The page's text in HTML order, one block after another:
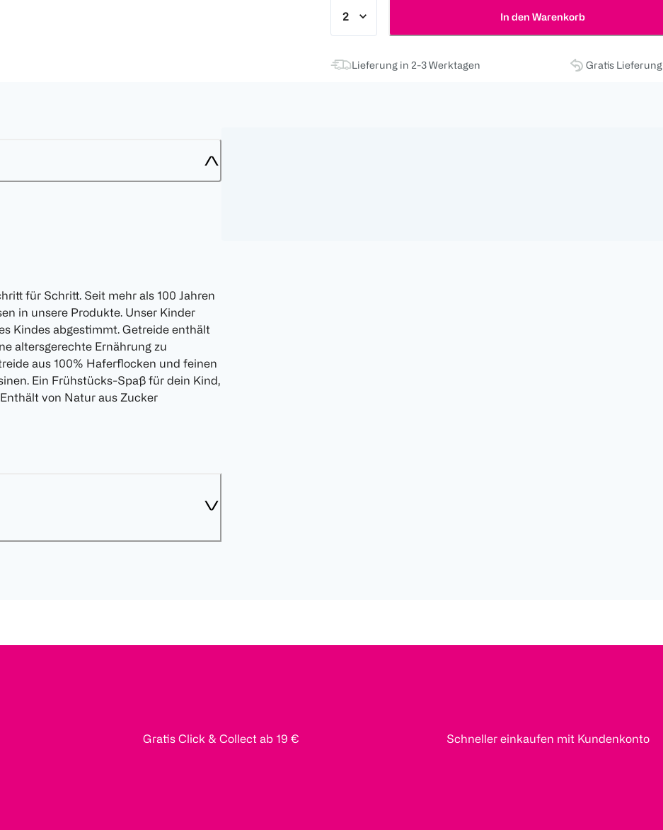
In den Warenkorb
Lieferung in 2-3 Werktagen Gratis
für Schritt. Seit mehr als 100 Jahren
in unsere Produkte. Unser Kinder
Kindes abgestimmt. Getreide enthält
altersgerechte Ernährung zu
aus 100% Haferflocken und feinen
Ein Frühstücks-Spaß für dein Kind,
von Natur aus Zucker
Gratis Click & Collect ab 19 € Schneller einkaufen mit Kundenkonto